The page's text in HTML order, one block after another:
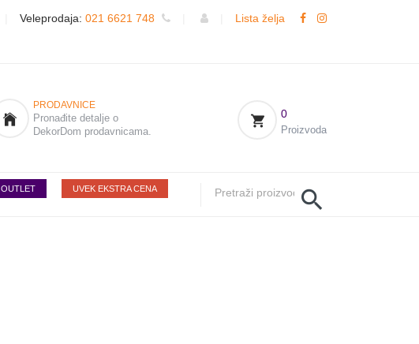
Veleprodaja: 021 6621 748 Lista želja
PRODAVNICE
Pronađite detalje o
DekorDom prodavnicama.
0
Proizvoda
OUTLET UVEK EKSTRA CENA